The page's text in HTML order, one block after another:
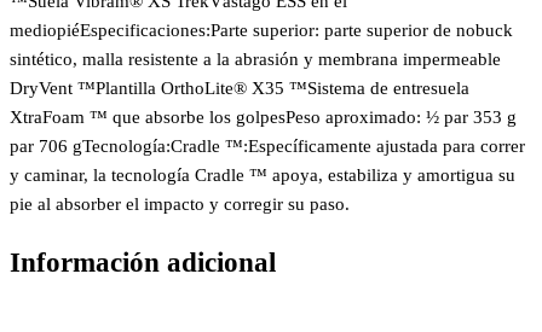
mediopiéEspecificaciones:Parte superior: parte superior de nobuck
sintético, malla resistente a la abrasión y membrana impermeable
DryVent ™Plantilla OrthoLite® X35 ™Sistema de entresuela
XtraFoam ™ que absorbe los golpesPeso aproximado: ½ par 353 g
par 706 gTecnología:Cradle ™:Específicamente ajustada para correr
y caminar, la tecnología Cradle ™ apoya, estabiliza y amortigua su
pie al absorber el impacto y corregir su paso.
Información adicional